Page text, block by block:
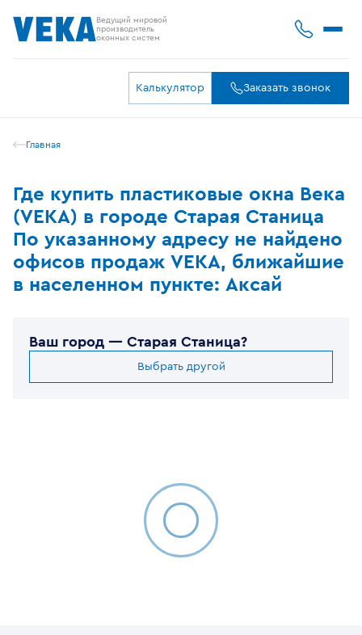
Ведущий мировой
производитель
оконных систем
Калькулятор Заказать звонок
Главная
Где купить пластиковые окна Века
(VEKA) в городе Старая Станица
По указанному адресу не найдено
офисов продаж VEKA, ближайшие
в населенном пункте: Аксай
Ваш город — Старая Станица?
Выбрать другой